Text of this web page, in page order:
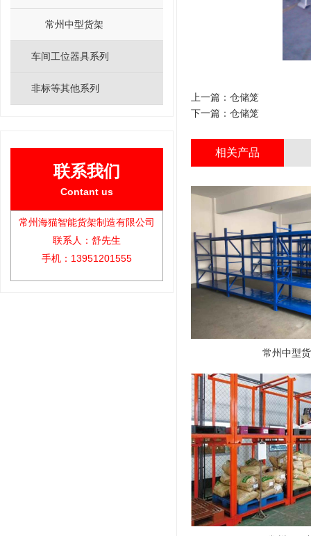
常州中型货架
车间工位器具系列
非标等其他系列
联系我们
Contant us
常州海猫智能货架制造有限公司
联系人：舒先生
手机：13951201555
上一篇： 仓储笼
下一篇： 仓储笼
相关产品
常州中型